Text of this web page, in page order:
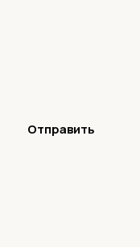
Отправить